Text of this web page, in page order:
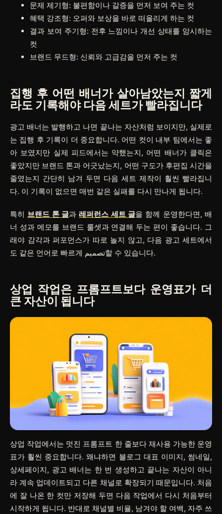
문제 제기형: 불편함이나 갈증을 먼저 보여 주는 컷
혜택 강조형: 오퍼와 보상을 바로 떠올리게 하는 컷
결과 보여 주기형: 전후 느낌이나 개선 상태를 암시하는
컷
브랜드 무드형: 신뢰와 고급감을 먼저 주는 컷
집행 후 어떤 배너가 살아남았는지 짧게
라도 기록해야 다음 세트가 빨라집니다
광고 배너는 발행하고 나면 끝나는 자산처럼 보이지만, 실제로
는 집행 후 기록이 더 중요합니다. 어떤 컷이 내부 팀에서는 좋
아 보였지만 실제 피드에서는 약했는지, 어떤 배너가 클릭은
좋았지만 브랜드 톤과 어긋났는지, 어떤 구도가 후편집 시간을
줄였는지 간단히 남겨 두면 다음 세트 제작이 훨씬 빨라집니
다. 이 기록이 없으면 매번 같은 실패를 다시 만나게 됩니다.
특히 브랜드 톤 글과레퍼런스 세트 글을 함께 운영한다면, 배
너 성과 메모를 브랜드 룰셋과 연결해 두는 편이 좋습니다. 그
래야 감각과 퍼포먼스가 따로 놀지 않고, 다음 광고 세트에서
도 같은 언어로 빠르게 تصمیم할 수 있습니다.
상업 작업은 프롬프트보다 운영표가 더
큰 자산이 됩니다
상업 작업에서는 멋진 프롬프트 한 줄보다 재사용 가능한 운영
표가 훨씬 중요합니다. 왜냐하면 블로그 대표 이미지, 썸네일,
상세페이지, 광고 배너는 한 번 생성하고 끝나는 자산이 아니
라 계속 업데이트되고 다른 채널로 확장되기 때문입니다. 처음
에 잘 나온 한 컷만 저장해 두면 다음 작업에서 다시 처음부터
시작하게 됩니다. 반대로 채널별 비율, 남겨야 할 여백, 자주 쓰